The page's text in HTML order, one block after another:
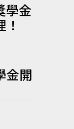
學金
金開